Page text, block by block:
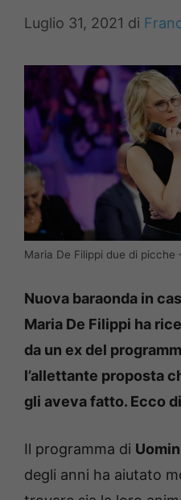
Luglio 31, 2021 di
Maria De Filippi due di picche
Nuova baraonda in
Maria De Filippi ha
da un ex del
l’allettante proposta
gli aveva fatto. Ecco
Il programma di
degli anni ha aiutato